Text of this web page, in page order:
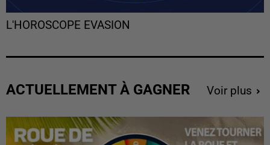
L'HOROSCOPE EVASION
ACTUELLEMENT À GAGNER Voir plus